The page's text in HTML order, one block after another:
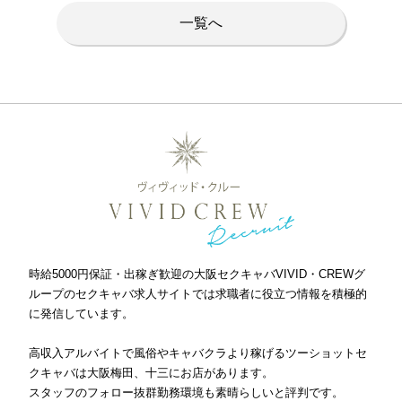
一覧へ
時給5000円保証・出稼ぎ歓迎の大阪セクキャバVIVID・CREWグ
ループのセクキャバ求人サイトでは求職者に役立つ情報を積極的
に発信しています。
高収入アルバイトで風俗やキャバクラより稼げるツーショットセ
クキャバは大阪梅田、十三にお店があります。
スタッフのフォロー抜群勤務環境も素晴らしいと評判です。